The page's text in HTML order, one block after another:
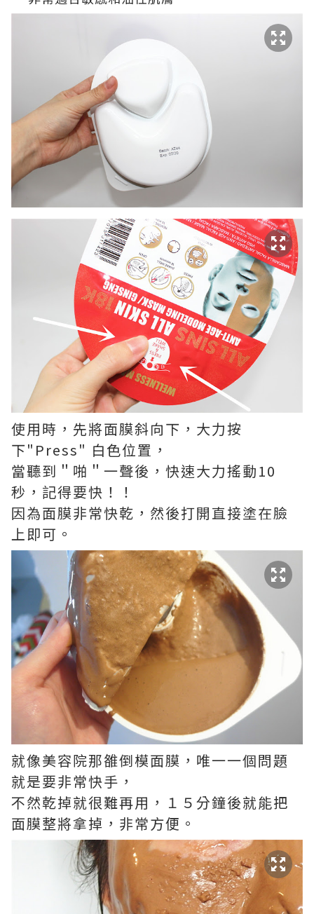
使用時，先將面膜斜向下，大力按
下"Press" 白色位置，
當聽到＂啪＂一聲後，快速大力搖動10
秒，記得要快！！
因為面膜非常快乾，然後打開直接塗在臉
上即可。
就像美容院那雒倒模面膜，唯一一個問題
就是要非常快手，
不然乾掉就很難再用，１５分鐘後就能把
面膜整將拿掉，非常方便。